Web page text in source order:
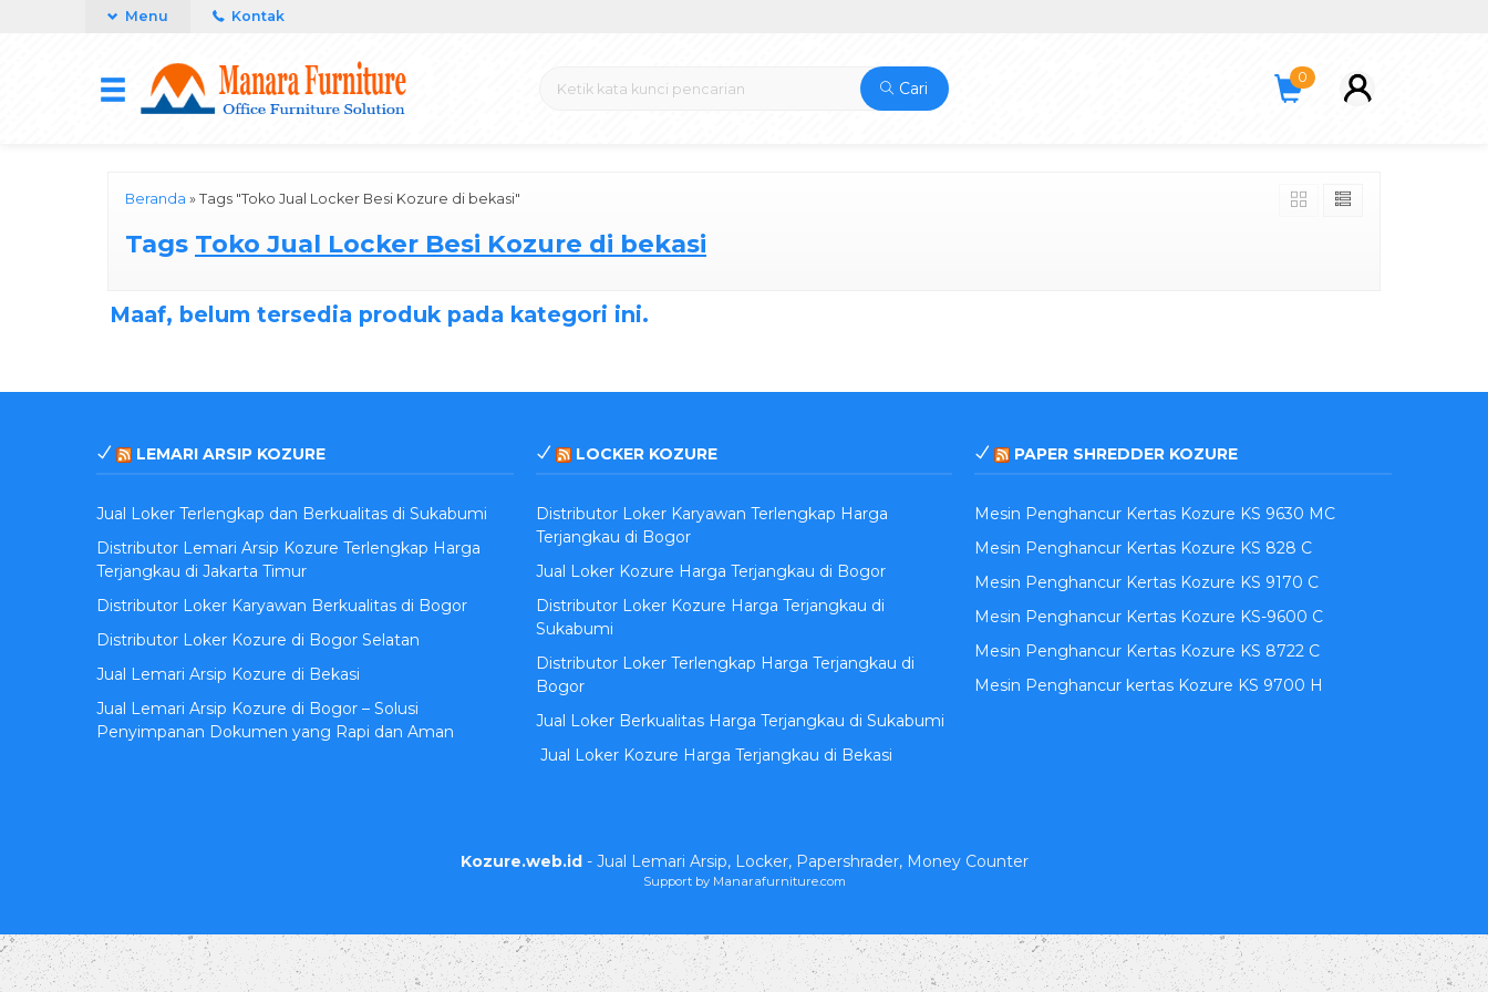
Menu Kontak
Cari
0
Beranda » Tags "Toko Jual Locker Besi Kozure di bekasi"
Tags Toko Jual Locker Besi Kozure di bekasi
Maaf, belum tersedia produk pada kategori ini.
LEMARI ARSIP KOZURE
Jual Loker Terlengkap dan Berkualitas di Sukabumi
Distributor Lemari Arsip Kozure Terlengkap Harga
Terjangkau di Jakarta Timur
Distributor Loker Karyawan Berkualitas di Bogor
Distributor Loker Kozure di Bogor Selatan
Jual Lemari Arsip Kozure di Bekasi
Jual Lemari Arsip Kozure di Bogor – Solusi
Penyimpanan Dokumen yang Rapi dan Aman
LOCKER KOZURE
Distributor Loker Karyawan Terlengkap Harga
Terjangkau di Bogor
Jual Loker Kozure Harga Terjangkau di Bogor
Distributor Loker Kozure Harga Terjangkau di
Sukabumi
Distributor Loker Terlengkap Harga Terjangkau di
Bogor
Jual Loker Berkualitas Harga Terjangkau di Sukabumi
Jual Loker Kozure Harga Terjangkau di Bekasi
PAPER SHREDDER KOZURE
Mesin Penghancur Kertas Kozure KS 9630 MC
Mesin Penghancur Kertas Kozure KS 828 C
Mesin Penghancur Kertas Kozure KS 9170 C
Mesin Penghancur Kertas Kozure KS-9600 C
Mesin Penghancur Kertas Kozure KS 8722 C
Mesin Penghancur kertas Kozure KS 9700 H
Kozure.web.id- Jual Lemari Arsip, Locker, Papershrader, Money Counter
Support by Manarafurniture.com